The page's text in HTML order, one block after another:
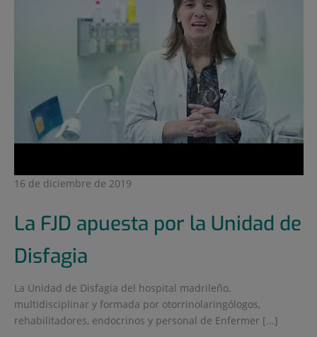
16 de diciembre de 2019
La FJD apuesta por la Unidad de
Disfagia
La Unidad de Disfagia del hospital madrileño,
multidisciplinar y formada por otorrinolaringólogos,
rehabilitadores, endocrinos y personal de Enfermer [...]